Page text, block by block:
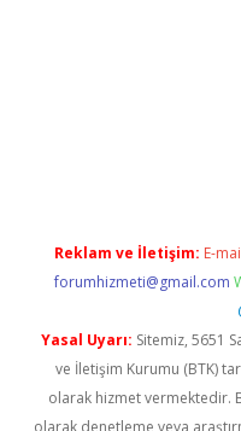
Reklam ve İletişim: E-
forumhizmeti@gmail.com
Yasal Uyarı: Sitemiz, 5651
ve İletişim Kurumu (BTK)
olarak hizmet vermektedir.
olarak denetleme veya